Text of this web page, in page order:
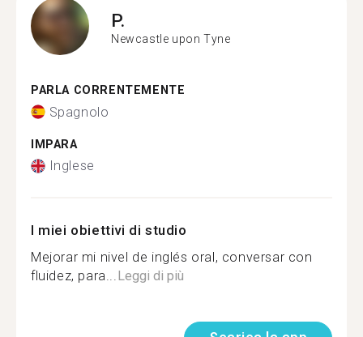
P.
Newcastle upon Tyne
PARLA CORRENTEMENTE
Spagnolo
IMPARA
Inglese
I miei obiettivi di studio
Mejorar mi nivel de inglés oral, conversar con
fluidez, para...Leggi di più